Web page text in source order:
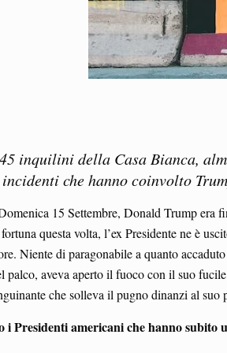
inquilini della Casa Bianca,
che hanno coinvolto
15 Settembre, Donald Trump era
questa volta, l’ex Presidente ne è
Niente di paragonabile a quanto
palco, aveva aperto il fuoco con il suo
che solleva il pugno dinanzi al suo
i Presidenti americani che hanno subito